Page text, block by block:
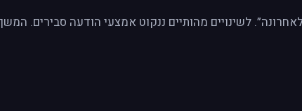
לשינויים מהותיים ננקוט אמצעי הודעה סבירים.